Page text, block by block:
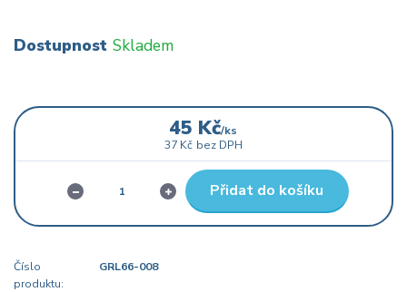
Dostupnost Skladem
45 Kč/ks
37 Kč bez DPH
Přidat do košíku
Číslo
produktu:
GRL66-008